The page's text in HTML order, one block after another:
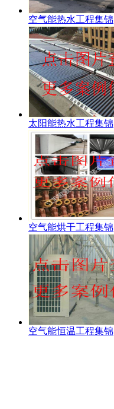
空气能热水工程集锦
太阳能热水工程集锦
空气能烘干工程集锦
空气能恒温工程集锦